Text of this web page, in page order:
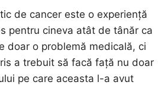
de cancer este o experiență
pentru cineva atât de tânăr ca
doar o problemă medicală, ci
a trebuit să facă față nu doar
pe care aceasta l-a avut